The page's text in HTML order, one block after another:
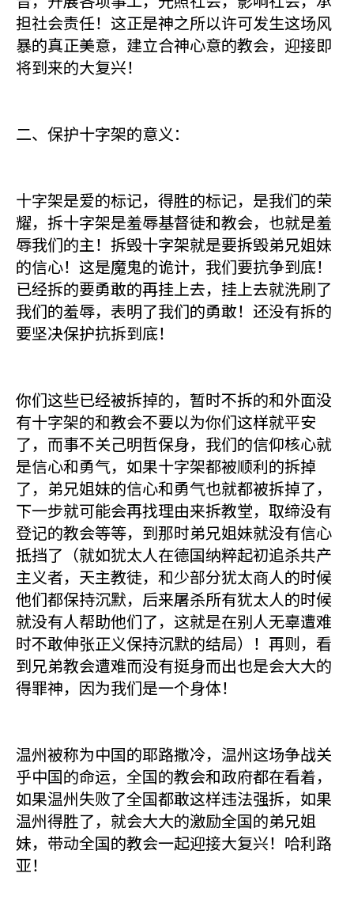
担社会责任！这正是神之所以许可发生这场风
暴的真正美意，建立合神心意的教会，迎接即
将到来的大复兴！
二、保护十字架的意义：
十字架是爱的标记，得胜的标记，是我们的荣
耀，拆十字架是羞辱基督徒和教会，也就是羞
辱我们的主！拆毁十字架就是要拆毁弟兄姐妹
的信心！这是魔鬼的诡计，我们要抗争到底！
已经拆的要勇敢的再挂上去，挂上去就洗刷了
我们的羞辱，表明了我们的勇敢！还没有拆的
要坚决保护抗拆到底！
你们这些已经被拆掉的，暂时不拆的和外面没
有十字架的和教会不要以为你们这样就平安
了，而事不关己明哲保身，我们的信仰核心就
是信心和勇气，如果十字架都被顺利的拆掉
了，弟兄姐妹的信心和勇气也就都被拆掉了，
下一步就可能会再找理由来拆教堂，取缔没有
登记的教会等等，到那时弟兄姐妹就没有信心
抵挡了（就如犹太人在德国纳粹起初追杀共产
主义者，天主教徒，和少部分犹太商人的时候
他们都保持沉默，后来屠杀所有犹太人的时候
就没有人帮助他们了，这就是在别人无辜遭难
时不敢伸张正义保持沉默的结局）！再则，看
到兄弟教会遭难而没有挺身而出也是会大大的
得罪神，因为我们是一个身体！
温州被称为中国的耶路撒冷，温州这场争战关
乎中国的命运，全国的教会和政府都在看着，
如果温州失败了全国都敢这样违法强拆，如果
温州得胜了，就会大大的激励全国的弟兄姐
妹，带动全国的教会一起迎接大复兴！哈利路
亚！